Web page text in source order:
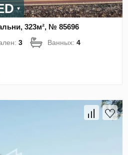
323м², № 85696
3 Ванных:4